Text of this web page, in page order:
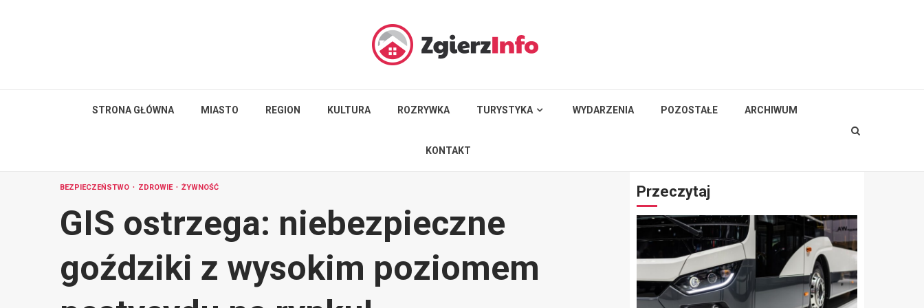
STRONA GŁÓWNA MIASTO REGION KULTURA ROZRYWKA TURYSTYKA WYDARZENIA POZOSTAŁE ARCHIWUM
KONTAKT
BEZPIECZEŃSTWO ZDROWIE ŻYWNOŚĆ
GIS ostrzega: niebezpieczne
goździki z wysokim poziomem
Przeczytaj